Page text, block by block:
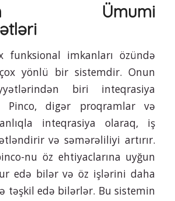
Ümumi
funksional imkanları özündə
yönlü bir sistemdir. Onun
biri inteqrasiya
Pinco, digər proqramlar və
inteqrasiya olaraq, iş
və səmərəliliyi artırır.
nu öz ehtiyaclarına uyğun
edə bilər və öz işlərini daha
təşkil edə bilərlər. Bu sistemin